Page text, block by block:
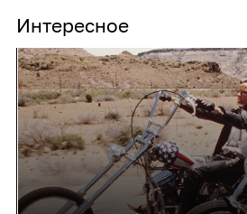
Интересное